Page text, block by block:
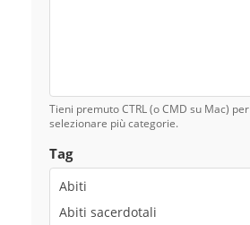
Tieni premuto CTRL (o CMD su Mac) per
selezionare più categorie.
Tag